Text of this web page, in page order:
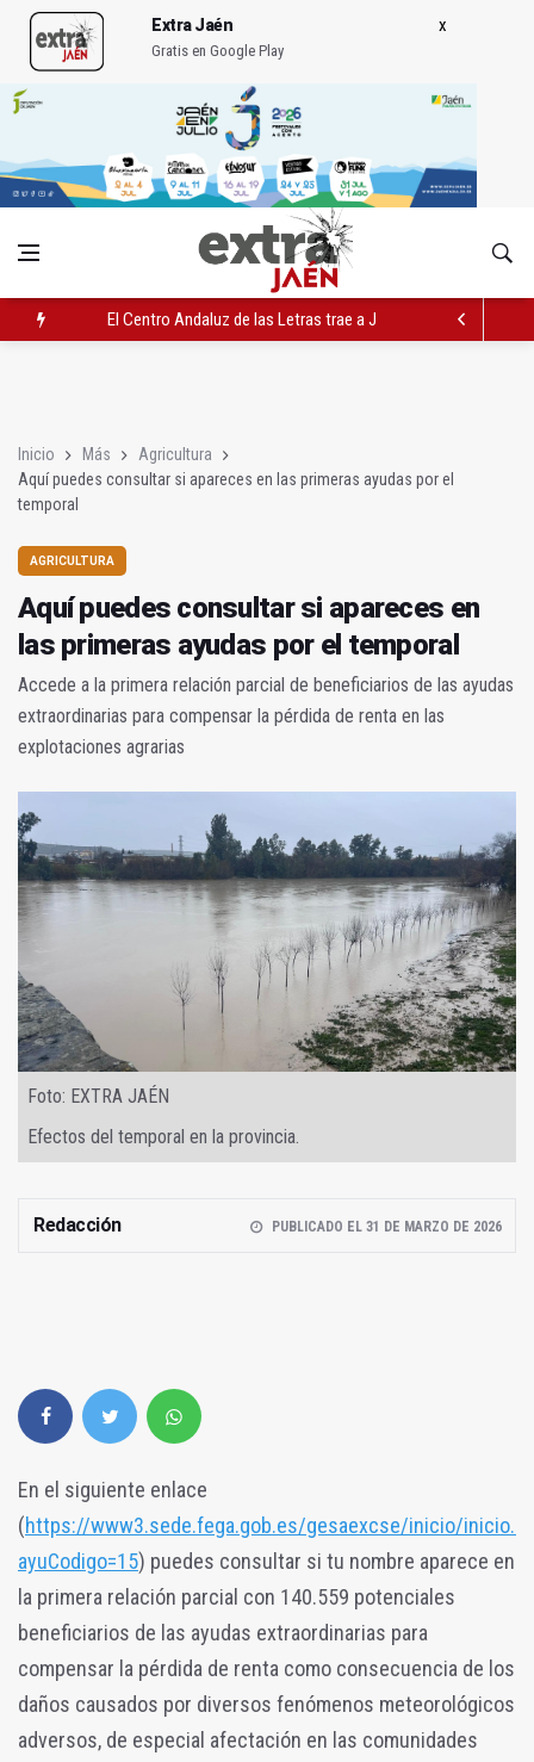
Extra Jaén
Gratis en Google Play
El Centro Andaluz de las Letras trae a Jaén al filósofo Omar
Inicio Más
Agricultura
Aquí puedes consultar si apareces en las primeras ayudas por el
temporal
AGRICULTURA
Aquí puedes consultar si apareces en
las primeras ayudas por el temporal
Accede a la primera relación parcial de beneficiarios de las ayudas
extraordinarias para compensar la pérdida de renta en las
explotaciones agrarias
Foto: EXTRA JAÉN
Efectos del temporal en la provincia.
Redacción PUBLICADO EL 31 DE MARZO DE 2026
En el siguiente enlace
(https://www3.sede.fega.gob.es/gesaexcse/inicio/
ayuCodigo=15) puedes consultar si tu nombre aparece en
la primera relación parcial con 140.559 potenciales
beneficiarios de las ayudas extraordinarias para
compensar la pérdida de renta como consecuencia de los
daños causados por diversos fenómenos meteorológicos
adversos, de especial afectación en las comunidades